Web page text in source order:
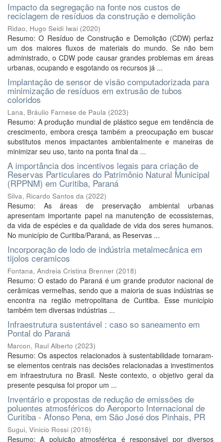
Impacto da segregação na fonte nos custos de
reciclagem de resíduos da construção e demolição
Ridao, Hugo Seidi Iwai (2020)
Resumo: O Resíduo de Construção e Demolição (CDW) perfaz
um dos maiores fluxos de materiais do mundo. Se não bem
administrado, o CDW pode causar grandes problemas em áreas
urbanas, ocupando e esgotando os recursos já ...
Implantação de sensor de visão computadorizada para
minimização de resíduos em extrusão de tubos
coloridos
Lana, Bráulio Farnese de Paula (2023)
Resumo: A produção mundial de plástico segue em tendência de
crescimento, embora cresça também a preocupação em buscar
substitutos menos impactantes ambientalmente e maneiras de
minimizar seu uso, tanto na ponta final da ...
A importância dos incentivos legais para criação de
Reservas Particulares do Patrimônio Natural Municipal
(RPPNM) em Curitiba, Paraná
Silva, Ricardo Santos da (2022)
Resumo: As áreas de preservação ambiental urbanas
apresentam importante papel na manutenção de ecossistemas,
da vida de espécies e da qualidade de vida dos seres humanos.
No município de Curitiba/Paraná, as Reservas ...
Incorporação de lodo de indústria metalmecânica em
tijolos ceramicos
Fontana, Andreia Cristina Brenner (2018)
Resumo: O estado do Paraná é um grande produtor nacional de
cerâmicas vermelhas, sendo que a maioria de suas indústrias se
encontra na região metropolitana de Curitiba. Esse município
também tem diversas indústrias ...
Infraestrutura sustentável : caso so saneamento em
Pontal do Paraná
Marcon, Raul Alberto (2023)
Resumo: Os aspectos relacionados à sustentabilidade tornaram-
se elementos centrais nas decisões relacionadas a investimentos
em infraestrutura no Brasil. Neste contexto, o objetivo geral da
presente pesquisa foi propor um ...
Inventário e propostas de redução de emissões de
poluentes atmosféricos do Aeroporto Internacional de
Curitiba - Afonso Pena, em São José dos Pinhais, PR
Sugui, Vinicio Rossi (2016)
Resumo: A poluição atmosférica é responsável por diversos